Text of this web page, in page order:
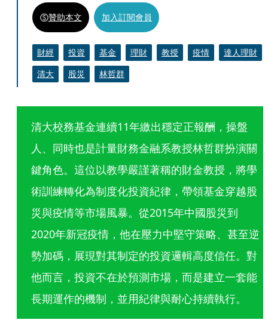
贊助本文 加入訂閱會員
財經 投資 基金 理財 教授 疫情
達人理財
清大
股災 林哲群
清大校務基金連續11年繳出穩定正報酬，操盤
人、同時也是計量財務金融系教授林哲群扮演關
鍵角色。這位以教學嚴謹著稱的財金教授，將學
術訓練轉化為制度化投資紀律，帶領基金穿越股
災與疫情等市場風暴。從2015年中國股災到
2020年新冠疫情，他在壓力中堅守策略、甚至逆
勢加碼，展現對其制定的投資邏輯高度信任。對
他而言，投資不在於預測市場，而是建立一套能
長期運作的機制，並用紀律與耐心持續執行。